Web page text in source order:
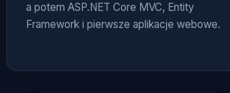
a potem ASP.NET Core MVC, Entity
Framework i pierwsze aplikacje webowe.